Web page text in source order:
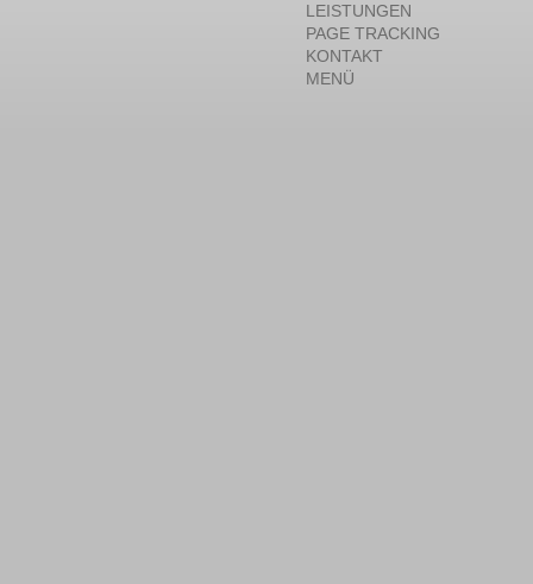
LEISTUNGEN
PAGE TRACKING
KONTAKT
MENÜ